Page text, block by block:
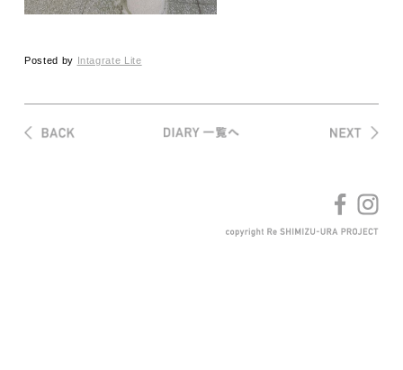
Posted by Intagrate Lite